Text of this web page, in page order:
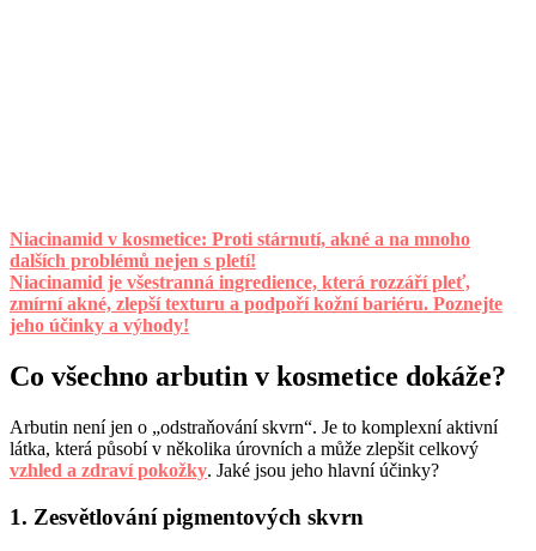
Niacinamid v kosmetice: Proti stárnutí, akné a na mnoho
dalších problémů nejen s pletí!
Niacinamid je všestranná ingredience, která rozzáří pleť,
zmírní akné, zlepší texturu a podpoří kožní bariéru. Poznejte
jeho účinky a výhody!
Co všechno arbutin v kosmetice dokáže?
Arbutin není jen o „odstraňování skvrn“. Je to komplexní aktivní
látka, která působí v několika úrovních a může zlepšit celkový
vzhled a zdraví pokožky. Jaké jsou jeho hlavní účinky?
1. Zesvětlování pigmentových skvrn